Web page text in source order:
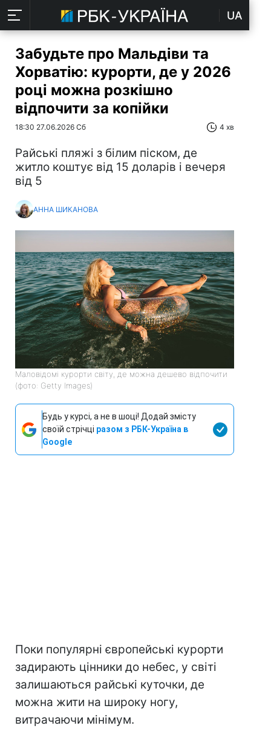
UA
Забудьте про Мальдіви та
Хорватію: курорти, де у 2026
році можна розкішно
відпочити за копійки
18:30 27.06.2026 Сб 4 хв
Райські пляжі з білим піском, де
житло коштує від 15 доларів і вечеря
від 5
АННА ШИКАНОВА
Маловідомі курорти світу, де можна дешево відпочити
(фото: Getty Images)
Будь у курсі, а не в шоці! Додай змісту
своїй стрічці разом з РБК-Україна в
Google
Поки популярні європейські курорти
задирають цінники до небес, у світі
залишаються райські куточки, де
можна жити на широку ногу,
витрачаючи мінімум.